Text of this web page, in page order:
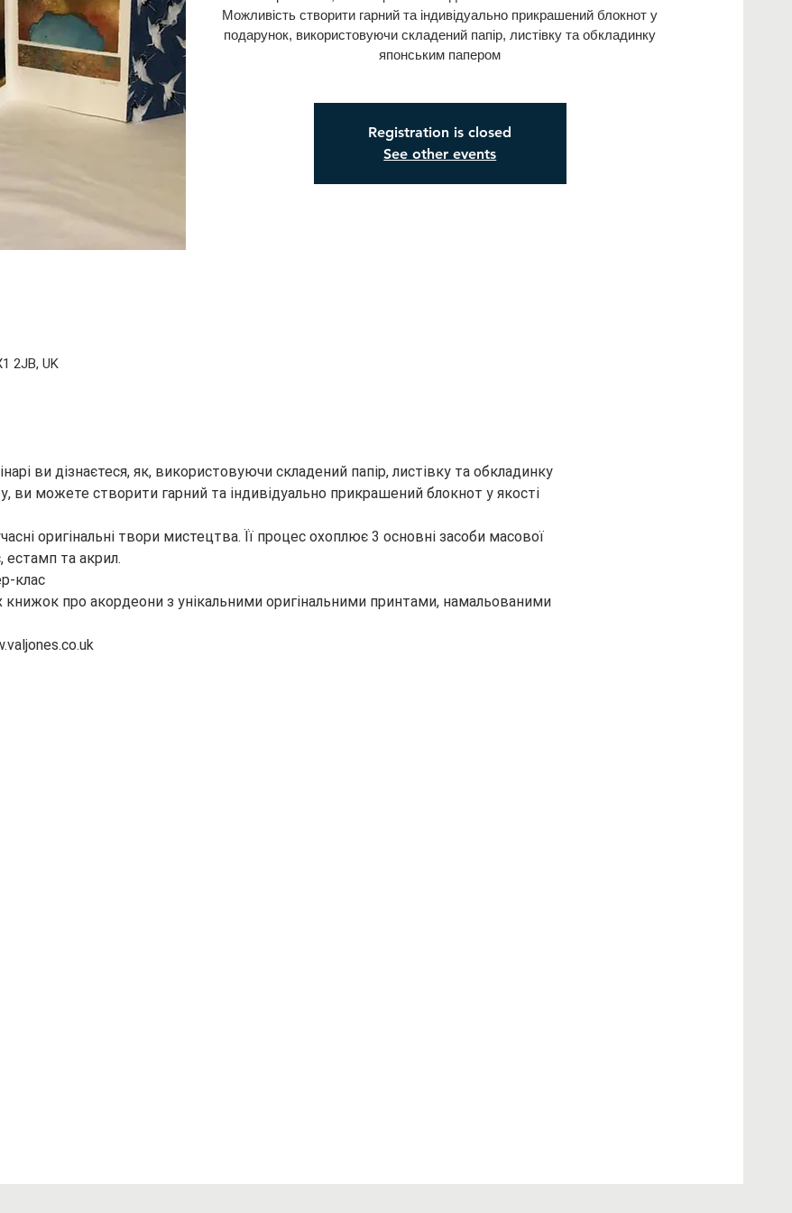
Можливість створити гарний та індивідуально прикрашений блокнот у
подарунок, використовуючи складений папір, листівку та обкладинку
японським папером
Registration is closed
See other events
2JB, UK
ви дізнаєтеся, як, використовуючи складений папір, листівку та обкладинку
ви можете створити гарний та індивідуально прикрашений блокнот у якості
оригінальні твори мистецтва. Її процес охоплює 3 основні засоби масової
естамп та акрил.
клас
книжок про акордеони з унікальними оригінальними принтами, намальованими